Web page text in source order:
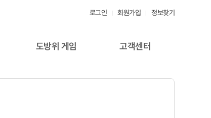
로그인 회원가입 정보찾기
도방위 게임 고객센터